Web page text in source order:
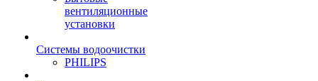
вентиляционные
установки
Системы водоочистки
PHILIPS